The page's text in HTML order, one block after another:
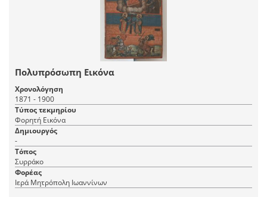
Πολυπρόσωπη Εικόνα
Χρονολόγηση
1871 - 1900
Τύπος τεκμηρίου
Φορητή Εικόνα
Δημιουργός
-
Τόπος
Συρράκο
Φορέας
Ιερά Μητρόπολη Ιωαννίνων